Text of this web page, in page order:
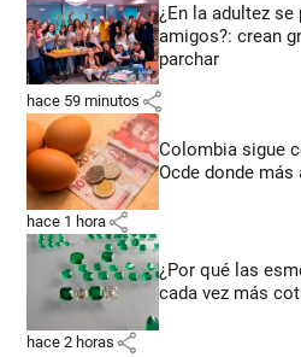
¿En la adultez
amigos?: crean
parchar
hace 59 minutos share
Colombia sigue
Ocde donde
hace 1 hora share
¿Por qué las
cada vez más
hace 2 horas share